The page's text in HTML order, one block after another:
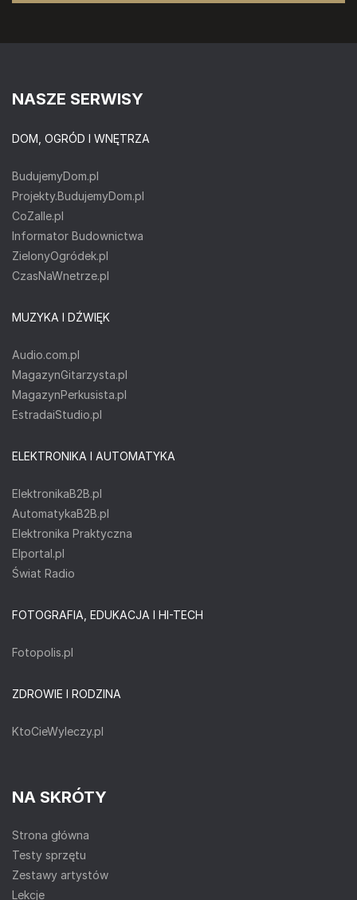
NASZE SERWISY
DOM, OGRÓD I WNĘTRZA
BudujemyDom.pl
Projekty.BudujemyDom.pl
CoZaIle.pl
Informator Budownictwa
ZielonyOgródek.pl
CzasNaWnetrze.pl
MUZYKA I DŹWIĘK
Audio.com.pl
MagazynGitarzysta.pl
MagazynPerkusista.pl
EstradaiStudio.pl
ELEKTRONIKA I AUTOMATYKA
ElektronikaB2B.pl
AutomatykaB2B.pl
Elektronika Praktyczna
Elportal.pl
Świat Radio
FOTOGRAFIA, EDUKACJA I HI-TECH
Fotopolis.pl
ZDROWIE I RODZINA
KtoCieWyleczy.pl
NA SKRÓTY
Strona główna
Testy sprzętu
Zestawy artystów
Lekcje